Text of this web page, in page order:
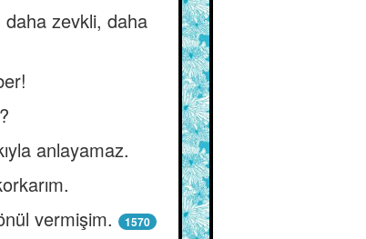
zevkli, daha
anlayamaz.
vermişim.
1570